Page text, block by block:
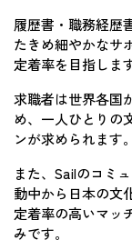
履歴書・職務経歴
たきめ細やかなサ
定着率を目指します
求職者は世界各国
め、一人ひとりの
ンが求められます。
また、Sailのコミ
動中から日本の文
定着率の高いマッ
みです。